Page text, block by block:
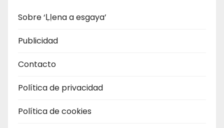
Sobre ‘Ḷḷena a esgaya’
Publicidad
Contacto
Política de privacidad
Política de cookies